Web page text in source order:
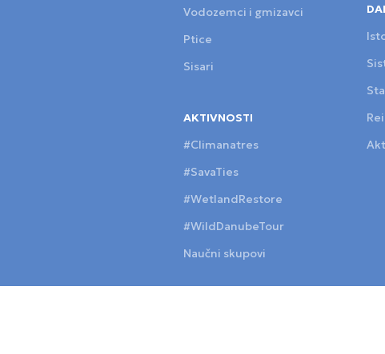
Vodozemci i gmizavci
Ptice
Sisari
AKTIVNOSTI
#Climanatres
#SavaTies
#WetlandRestore
#WildDanubeTour
Naučni skupovi